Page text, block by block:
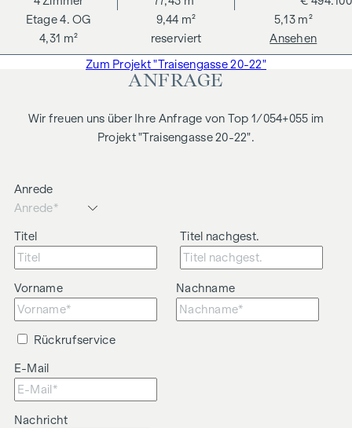
4. OG
9,44 m²
5,13 m²
4,31 m²
reserviert Ansehen
Zum Projekt "Traisengasse 20-22"
ANFRAGE
Wir freuen uns über Ihre Anfrage von Top 1/054+055 im
Projekt "Traisengasse 20-22".
Anrede
Titel Titel nachgest.
Vorname Nachname
Rückrufservice
E-Mail
Nachricht